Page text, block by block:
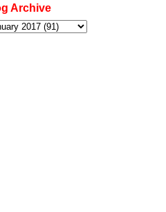
Archive